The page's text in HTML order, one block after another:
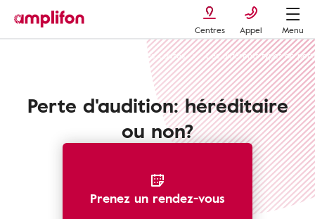
Centres Appel
Menu
La perte auditive : types, symptômes, causes
Les différents types de
Perte d'audition: héréditaire
ou non?
Prenez un rendez-vous